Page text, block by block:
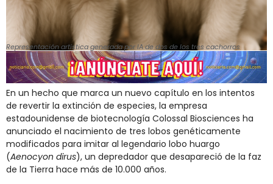
Representación artística generada por IA de dos de los tres cachorros
En un hecho que marca un nuevo capítulo en los intentos
de revertir la extinción de especies, la empresa
estadounidense de biotecnología Colossal Biosciences ha
anunciado el nacimiento de tres lobos genéticamente
modificados para imitar al legendario lobo huargo
(Aenocyon dirus), un depredador que desapareció de la faz
de la Tierra hace más de 10.000 años.